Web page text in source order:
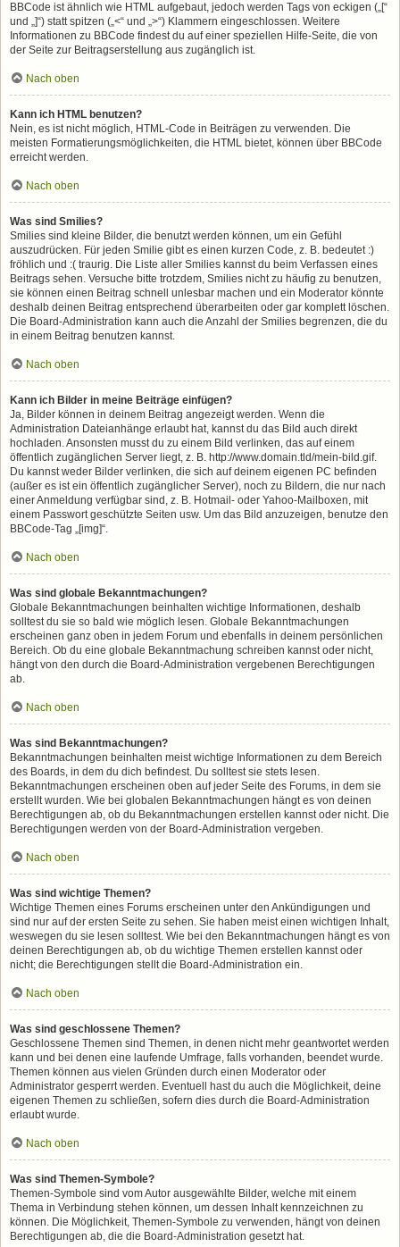
BBCode ist ähnlich wie HTML aufgebaut, jedoch werden Tags von eckigen („[“
und „]“) statt spitzen („<“ und „>“) Klammern eingeschlossen. Weitere
Informationen zu BBCode findest du auf einer speziellen Hilfe-Seite, die von
der Seite zur Beitragserstellung aus zugänglich ist.
Nach oben
Kann ich HTML benutzen?
Nein, es ist nicht möglich, HTML-Code in Beiträgen zu verwenden. Die
meisten Formatierungsmöglichkeiten, die HTML bietet, können über BBCode
erreicht werden.
Nach oben
Was sind Smilies?
Smilies sind kleine Bilder, die benutzt werden können, um ein Gefühl
auszudrücken. Für jeden Smilie gibt es einen kurzen Code, z. B. bedeutet :)
fröhlich und :( traurig. Die Liste aller Smilies kannst du beim Verfassen eines
Beitrags sehen. Versuche bitte trotzdem, Smilies nicht zu häufig zu benutzen,
sie können einen Beitrag schnell unlesbar machen und ein Moderator könnte
deshalb deinen Beitrag entsprechend überarbeiten oder gar komplett löschen.
Die Board-Administration kann auch die Anzahl der Smilies begrenzen, die du
in einem Beitrag benutzen kannst.
Nach oben
Kann ich Bilder in meine Beiträge einfügen?
Ja, Bilder können in deinem Beitrag angezeigt werden. Wenn die
Administration Dateianhänge erlaubt hat, kannst du das Bild auch direkt
hochladen. Ansonsten musst du zu einem Bild verlinken, das auf einem
öffentlich zugänglichen Server liegt, z. B. http://www.domain.tld/mein-bild.gif.
Du kannst weder Bilder verlinken, die sich auf deinem eigenen PC befinden
(außer es ist ein öffentlich zugänglicher Server), noch zu Bildern, die nur nach
einer Anmeldung verfügbar sind, z. B. Hotmail- oder Yahoo-Mailboxen, mit
einem Passwort geschützte Seiten usw. Um das Bild anzuzeigen, benutze den
BBCode-Tag „[img]“.
Nach oben
Was sind globale Bekanntmachungen?
Globale Bekanntmachungen beinhalten wichtige Informationen, deshalb
solltest du sie so bald wie möglich lesen. Globale Bekanntmachungen
erscheinen ganz oben in jedem Forum und ebenfalls in deinem persönlichen
Bereich. Ob du eine globale Bekanntmachung schreiben kannst oder nicht,
hängt von den durch die Board-Administration vergebenen Berechtigungen
ab.
Nach oben
Was sind Bekanntmachungen?
Bekanntmachungen beinhalten meist wichtige Informationen zu dem Bereich
des Boards, in dem du dich befindest. Du solltest sie stets lesen.
Bekanntmachungen erscheinen oben auf jeder Seite des Forums, in dem sie
erstellt wurden. Wie bei globalen Bekanntmachungen hängt es von deinen
Berechtigungen ab, ob du Bekanntmachungen erstellen kannst oder nicht. Die
Berechtigungen werden von der Board-Administration vergeben.
Nach oben
Was sind wichtige Themen?
Wichtige Themen eines Forums erscheinen unter den Ankündigungen und
sind nur auf der ersten Seite zu sehen. Sie haben meist einen wichtigen Inhalt,
weswegen du sie lesen solltest. Wie bei den Bekanntmachungen hängt es von
deinen Berechtigungen ab, ob du wichtige Themen erstellen kannst oder
nicht; die Berechtigungen stellt die Board-Administration ein.
Nach oben
Was sind geschlossene Themen?
Geschlossene Themen sind Themen, in denen nicht mehr geantwortet werden
kann und bei denen eine laufende Umfrage, falls vorhanden, beendet wurde.
Themen können aus vielen Gründen durch einen Moderator oder
Administrator gesperrt werden. Eventuell hast du auch die Möglichkeit, deine
eigenen Themen zu schließen, sofern dies durch die Board-Administration
erlaubt wurde.
Nach oben
Was sind Themen-Symbole?
Themen-Symbole sind vom Autor ausgewählte Bilder, welche mit einem
Thema in Verbindung stehen können, um dessen Inhalt kennzeichnen zu
können. Die Möglichkeit, Themen-Symbole zu verwenden, hängt von deinen
Berechtigungen ab, die die Board-Administration gesetzt hat.